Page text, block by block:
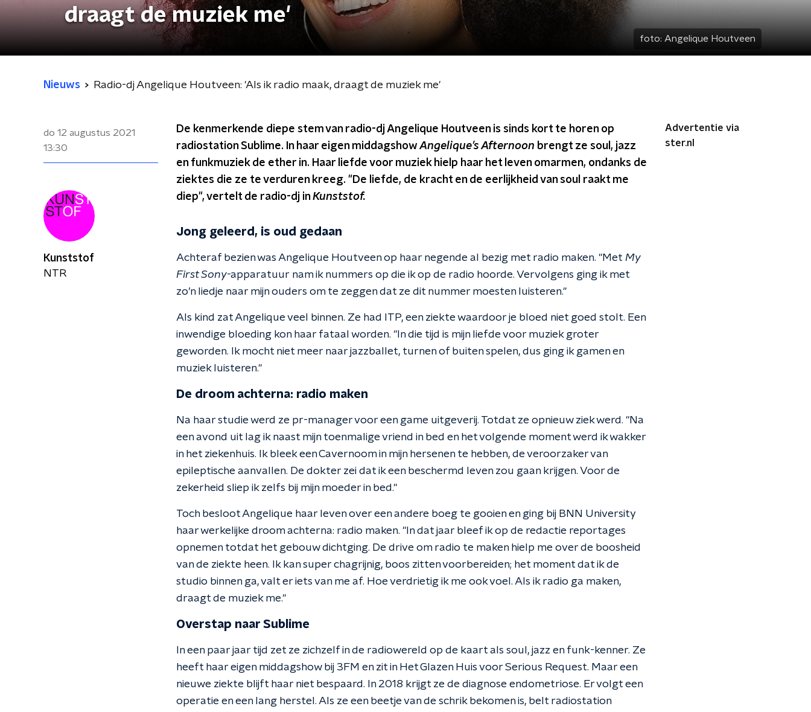
draagt de muziek me'
foto: Angelique Houtveen
Nieuws Radio-dj Angelique Houtveen: 'Als ik radio maak, draagt de muziek me'
do 12 augustus 2021
13:30
De kenmerkende diepe stem van radio-dj Angelique Houtveen is sinds kort te horen op
radiostation Sublime. In haar eigen middagshowAngelique’s Afternoon brengt ze soul, jazz
en funkmuziek de ether in. Haar liefde voor muziek hielp haar het leven omarmen, ondanks de
ziektes die ze te verduren kreeg. "De liefde, de kracht en de eerlijkheid van soul raakt me
diep", vertelt de radio-dj inKunststof.
Jong geleerd, is oud gedaan
Achteraf bezien was Angelique Houtveen op haar negende al bezig met radio maken. "Met My
First Sony-apparatuur nam ik nummers op die ik op de radio hoorde. Vervolgens ging ik met
zo’n liedje naar mijn ouders om te zeggen dat ze dit nummer moesten luisteren."
Als kind zat Angelique veel binnen. Ze had ITP, een ziekte waardoor je bloed niet goed stolt. Een
inwendige bloeding kon haar fataal worden. "In die tijd is mijn liefde voor muziek groter
geworden. Ik mocht niet meer naar jazzballet, turnen of buiten spelen, dus ging ik gamen en
muziek luisteren."
De droom achterna: radio maken
Na haar studie werd ze pr-manager voor een game uitgeverij. Totdat ze opnieuw ziek werd. "Na
een avond uit lag ik naast mijn toenmalige vriend in bed en het volgende moment werd ik wakker
in het ziekenhuis. Ik bleek een Cavernoom in mijn hersenen te hebben, de veroorzaker van
epileptische aanvallen. De dokter zei dat ik een beschermd leven zou gaan krijgen. Voor de
zekerheid sliep ik zelfs bij mijn moeder in bed."
Toch besloot Angelique haar leven over een andere boeg te gooien en ging bij BNN University
haar werkelijke droom achterna: radio maken. "In dat jaar bleef ik op de redactie reportages
opnemen totdat het gebouw dichtging. De drive om radio te maken hielp me over de boosheid
van de ziekte heen. Ik kan super chagrijnig, boos zitten voorbereiden; het moment dat ik de
studio binnen ga, valt er iets van me af. Hoe verdrietig ik me ook voel. Als ik radio ga maken,
draagt de muziek me."
Overstap naar Sublime
In een paar jaar tijd zet ze zichzelf in de radiowereld op de kaart als soul, jazz en funk-kenner. Ze
heeft haar eigen middagshow bij 3FM en zit in Het Glazen Huis voor Serious Request. Maar een
nieuwe ziekte blijft haar niet bespaard. In 2018 krijgt ze de diagnose endometriose. Er volgt een
operatie en een lang herstel. Als ze een beetje van de schrik bekomen is, belt radiostation
Advertentie via
ster.nl
Kunststof
NTR